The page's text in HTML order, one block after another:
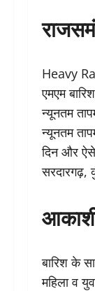
Heavy
एमएम
न्यूनतम
न्यूनतम
दिन और ऐसे
सरदारगढ़,
बारिश के
महिला व